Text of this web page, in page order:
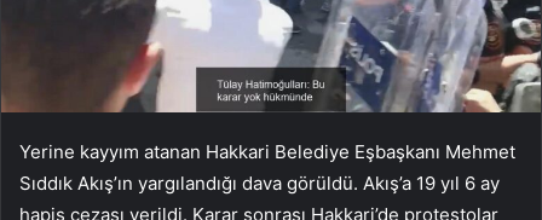
Yerine kayyım atanan Hakkari Belediye Eşbaşkanı Mehmet
Sıddık Akış’ın yargılandığı dava görüldü. Akış’a 19 yıl 6 ay
hapis cezası verildi. Karar sonrası Hakkari’de protestolar